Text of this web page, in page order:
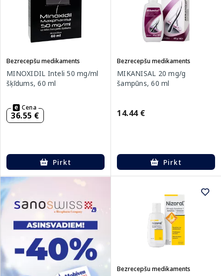
Bezrecepšu medikaments
MINOXIDIL Inteli 50 mg/ml
šķīdums, 60 ml
Cena
36.55 €
Pirkt
Bezrecepšu medikaments
MIKANISAL 20 mg/g
šampūns, 60 ml
14.44 €
Pirkt
Bezrecepšu medikaments